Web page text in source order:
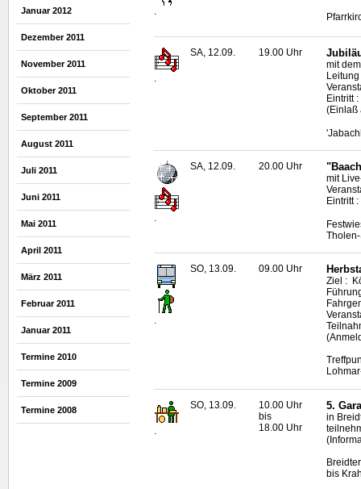
Januar 2012
Dezember 2011
November 2011
Oktober 2011
September 2011
August 2011
Juli 2011
Juni 2011
Mai 2011
April 2011
März 2011
Februar 2011
Januar 2011
Termine 2010
Termine 2009
Termine 2008
.
.
SA, 12.09. 19.00 Uhr
mit
Eintritt
(Einlaß
.
SA, 12.09. 20.00 Uhr
mit Live
Eintritt
.
SO, 13.09. 09.00 Uhr
Ziel :
SO, 13.09.
10.00 Uhr
bis
18.00 Uhr
5.
in
bis